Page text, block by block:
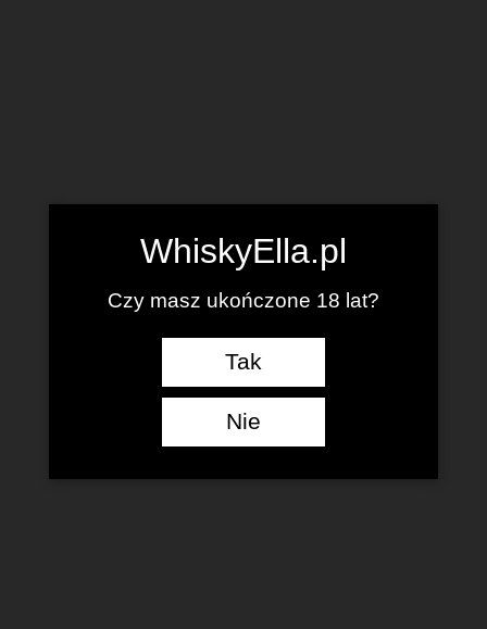
WhiskyElla.pl
Czy masz ukończone 18 lat?
Tak
Nie